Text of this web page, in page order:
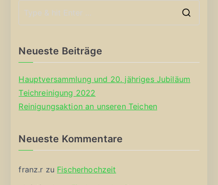
Neueste Beiträge
Hauptversammlung und 20. jähriges Jubiläum
Teichreinigung 2022
Reinigungsaktion an unseren Teichen
Neueste Kommentare
franz.r zu Fischerhochzeit